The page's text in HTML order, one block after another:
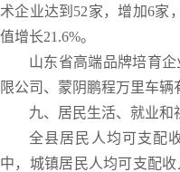
术企业达到52家，增加6家
值增长21.6%。
山东省高端品牌培育
限公司、蒙阴鹏程万里车辆
九、居民生活、就业和
全县居民人均可支配
中，城镇居民人均可支配收